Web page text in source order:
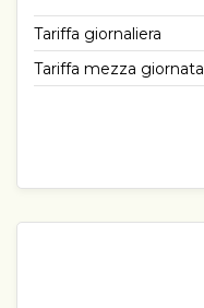
Tariffa giornaliera
Tariffa mezza giornata